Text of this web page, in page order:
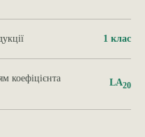
1 клас
коефіцієнта
LA20